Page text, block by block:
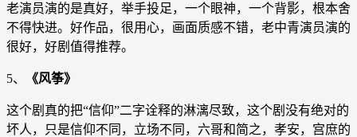
老演员演的是真好，举手投足，一个眼神，一个背影，根本舍
不得快进。好作品，很用心，画面质感不错，老中青演员演的
很好，好剧值得推荐。
5、 《风筝》
这个剧真的把“信仰”二字诠释的淋漓尽致，这个剧没有绝对的
坏人，只是信仰不同，立场不同，六哥和简之，孝安，宫庶的